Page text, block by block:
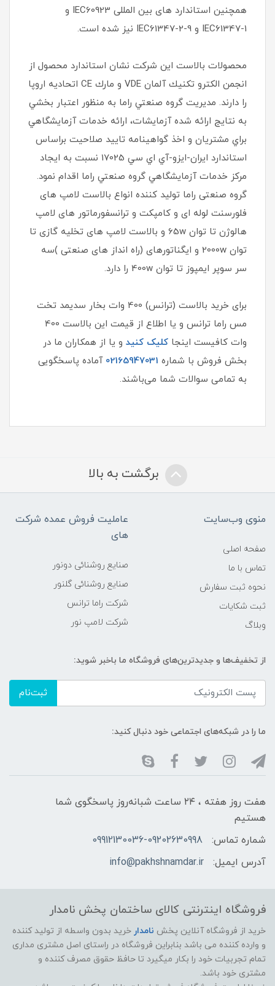
همچنین استاندارد های بین المللی IEC60923 و
IEC61347-1 و IEC61347-2-9 نیز شده است.
محصولات بالاست اين شركت نشان استاندارد محصول از
انجمن الكترو تكنيك آلمان VDE و مارك CE اتحاديه اروپا
را دارند. مديريت گروه صنعتي راما به منظور اعتبار بخشي
به نتايج ارائه شده آزمايشات، ارائه خدمات آزمايشگاهي
براي مشتريان و اخذ گواهينامه تاييد صلاحيت براساس
استاندارد ايران-ايزو-آي‌ اي سي 17025 نسبت به ايجاد
مركز خدمات آزمايشگاهي گروه صنعتي راما اقدام نمود.
گروه صنعتی راما تولید کننده انواع بالاست لامپ های
فلورسنت لوله ای و کامپکت و ترانسفورماتور های لامپ
هالوژن تا توان 65w و بالاست لامپ های تخلیه گازی تا
توان 2000w و ایگناتورهای (راه انداز های صنعتی )سه
سر سوپر ایمپوز تا توان 400w را دارد.
برای خرید بالاست (ترانس) 400 وات بخار سدیمد تخت
مس راما ترانس و یا اطلاع از قیمت این بالاست 400
وات کافیست اینجا کلیک کنید و یا از همکاران ما در
بخش فروش با شماره 02165947031 آماده پاسخگویی
به تمامی سوالات شما می‌باشند.
برگشت به بالا
منوی وب‌سایت
صفحه اصلی
تماس با ما
نحوه ثبت سفارش
ثبت شکایات
وبلاگ
عاملیت فروش عمده شرکت
های
صنایع روشنائی دونور
صنایع روشنائی گلنور
شرکت راما ترانس
شرکت لامپ نور
از تخفیف‌ها و جدیدترین‌های فروشگاه ما باخبر شوید:
ثبت‌نام
ما را در شبکه‌های اجتماعی خود دنبال کنید:
هفت روز هفته ، ۲۴ ساعت شبانه‌روز پاسخگوی شما
هستیم
شماره تماس:
09912130036-09202630998
آدرس ایمیل:
info@pakhshnamdar.ir
فروشگاه اینترنتی کالای ساختمان پخش نامدار
خرید از فروشگاه آنلاین پخش نامدار خرید بدون واسطه از تولید کننده
و وارده کننده می باشد بنابراین فروشگاه در راستای اصل مشتری مداری
تمام تجربیات خود را بکار میگیرد تا حافظ حقوق مصرف کننده و
مشتری خود باشد.